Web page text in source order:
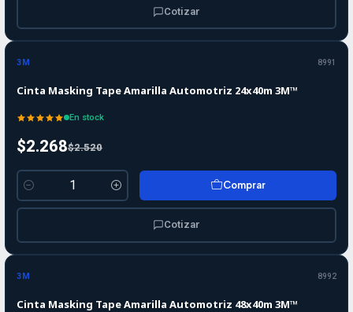
Cotizar
-10%
3M 8991
Cinta Masking Tape Amarilla Automotriz 24x40m 3M™
En stock
$2.268$2.520
Cantidad
Comprar
Cotizar
-10%
3M 8992
Cinta Masking Tape Amarilla Automotriz 48x40m 3M™